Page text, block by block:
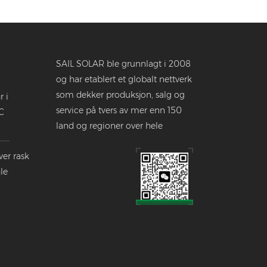
i
rask
SAIL SOLAR ble grunnlagt i 2008
og har etablert et globalt nettverk
som dekker produksjon, salg og
service på tvers av mer enn 150
land og regioner over hele